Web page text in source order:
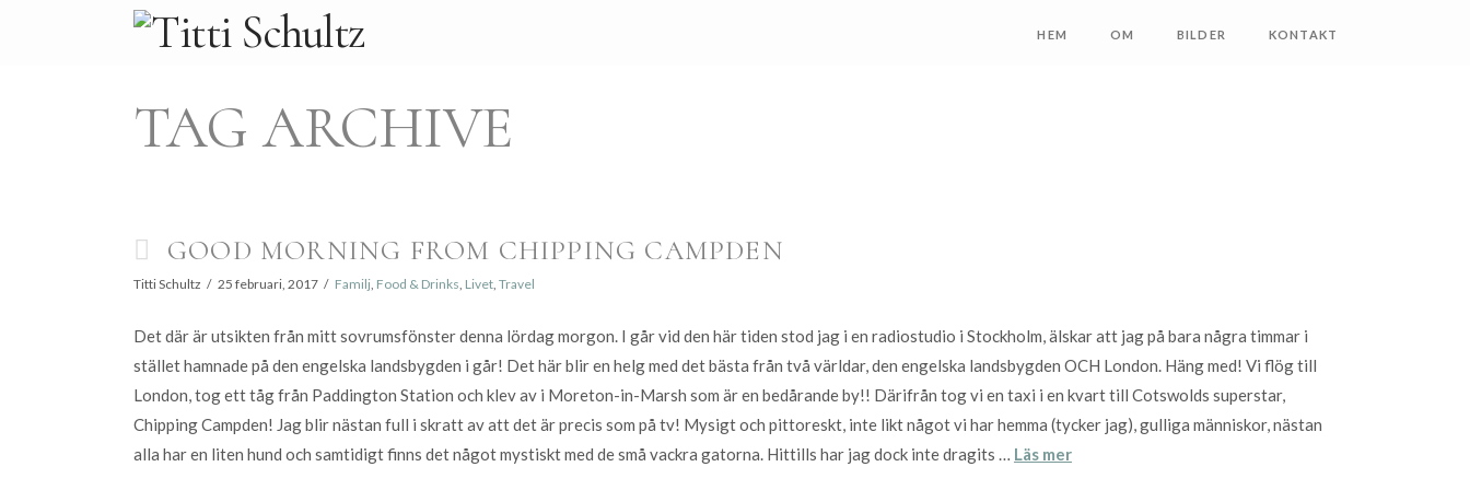
HEM OM BILDER KONTAKT
TAG ARCHIVE
GOOD MORNING FROM CHIPPING CAMPDEN
Titti Schultz 25 februari, 2017 Familj, Food & Drinks, Livet, Travel
Det där är utsikten från mitt sovrumsfönster denna lördag morgon. I går vid den här tiden stod jag i en radiostudio i Stockholm, älskar att jag på bara några timmar i
stället hamnade på den engelska landsbygden i går! Det här blir en helg med det bästa från två världar, den engelska landsbygden OCH London. Häng med! Vi flög till
London, tog ett tåg från Paddington Station och klev av i Moreton-in-Marsh som är en bedårande by!! Därifrån tog vi en taxi i en kvart till Cotswolds superstar,
Chipping Campden! Jag blir nästan full i skratt av att det är precis som på tv! Mysigt och pittoreskt, inte likt något vi har hemma (tycker jag), gulliga människor, nästan
alla har en liten hund och samtidigt finns det något mystiskt med de små vackra gatorna. Hittills har jag dock inte dragits … Läs mer